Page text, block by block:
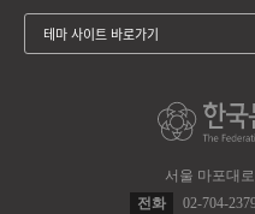
서울 마포대
전화
02-704-
테마 사이트 바로가기